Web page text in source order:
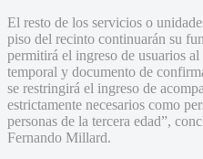
El resto de los servicios o
piso del recinto continuarán su
permitirá el ingreso de usuarios
temporal y documento de
se restringirá el ingreso de
estrictamente necesarios como
personas de la tercera edad”,
Fernando Millard.